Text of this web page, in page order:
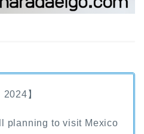
】
planning to visit Mexico